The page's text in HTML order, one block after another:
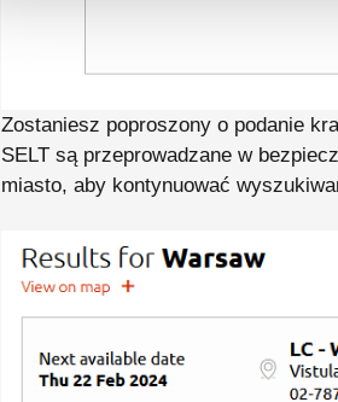
Zostaniesz poproszony o podanie
SELT są przeprowadzane w
miasto, aby kontynuować